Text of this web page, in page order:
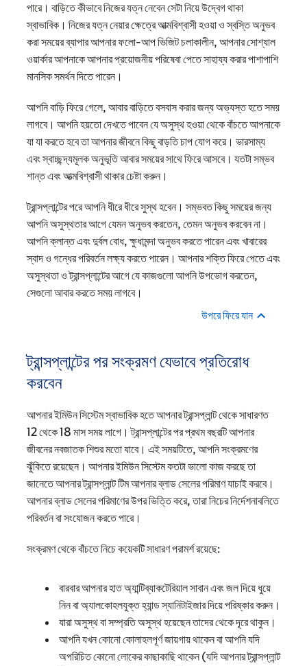
পারে। বাড়িতে কীভাবে নিজের যত্ন নেবেন সেটা নিয়ে উদ্বেগ থাকা
স্বাভাবিক। নিজের যত্ন নেয়ার ক্ষেত্রে আত্মবিশ্বাসী হওয়া ও স্বস্তি অনুভব
করা সময়ের ব্যাপার আপনার ফলো-আপ ভিজিট চলাকালীন, আপনার সোশ্যাল
ওয়ার্কার আপনাকে আপনার প্রয়োজনীয় পরিষেবা পেতে সাহায্য করার পাশাপাশি
মানসিক সমর্থন দিতে পারেন।
আপনি বাড়ি ফিরে গেলে, আবার বাড়িতে বসবাস করার জন্য অভ্যস্ত হতে সময়
লাগবে। আপনি হয়তো দেখতে পাবেন যে অসুস্থ হওয়া থেকে বাঁচতে আপনাকে
যা যা করতে হবে তা আপনার জীবনে কিছু বাড়তি চাপ যোগ করে। ভারসাম্য
এবং স্বাচ্ছন্দ্যমূলক অনুভূতি আবার সময়ের সাথে ফিরে আসবে। যতটা সম্ভব
শান্ত এবং আত্মবিশ্বাসী থাকার চেষ্টা করুন।
ট্রান্সপ্লান্টের পরে আপনি ধীরে ধীরে সুস্থ হবেন। সম্ভবত কিছু সময়ের জন্য
আপনি অসুস্থতার আগে যেমন অনুভব করতেন, তেমন অনুভব করবেন না।
আপনি ক্লান্ত এবং দুর্বল বোধ, ক্ষুধামন্দা অনুভব করতে পারেন এবং খাবারের
স্বাদ ও গন্ধের পরিবর্তন লক্ষ্য করতে পারেন। আপনার শক্তি ফিরে পেতে এবং
অসুস্থতা ও ট্রান্সপ্লান্টের আগে যে কাজগুলো আপনি উপভোগ করতেন,
সেগুলো আবার করতে সময় লাগবে।
উপরে ফিরে যান
ট্রান্সপ্লান্টের পর সংক্রমণ যেভাবে প্রতিরোধ
করবেন
আপনার ইমিউন সিস্টেম স্বাভাবিক হতে আপনার ট্রান্সপ্লান্ট থেকে সাধারণত
12 থেকে 18 মাস সময় লাগে। ট্রান্সপ্লান্টের পর প্রথম বছরটি আপনার
জীবনের নবজাতক শিশুর মতো যাবে। এই সময়টিতে, আপনি সংক্রমণের
ঝুঁকিতে রয়েছেন। আপনার ইমিউন সিস্টেম কতটা ভালো কাজ করছে তা
জানেতে আপনার ট্রান্সপ্লান্ট টিম আপনার ব্লাড সেলের পরিমাণ যাচাই করবে।
আপনার ব্লাড সেলের পরিমাণের উপর ভিত্তি করে, তারা নিচের নির্দেশনাবলিতে
পরিবর্তন বা সংযোজন করতে পারে।
সংক্রমণ থেকে বাঁচতে নিচে কয়েকটি সাধারণ পরামর্শ রয়েছে:
বারবার আপনার হাত অ্যান্টিব্যাকটেরিয়াল সাবান এবং জল দিয়ে ধুয়ে
নিন বা অ্যালকোহলযুক্ত হ্যান্ড স্যানিটাইজার দিয়ে পরিষ্কার করুন।
যারা অসুস্থ বা সম্প্রতি অসুস্থ হয়েছেন তাদের থেকে দূরে থাকুন।
আপনি যখন কোনো কোলাহলপূর্ণ জায়গায় থাকেন বা আপনি যদি
অপরিচিত কোনো লোকের কাছাকাছি থাকেন (যদি আপনার ট্রান্সপ্লান্ট